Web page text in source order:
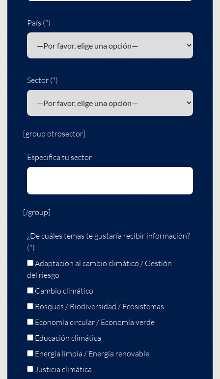
País (*)
Sector (*)
[group otrosector]
Especifica tu sector
[/group]
¿De cuáles temas te gustaría recibir información?
(*)
Adaptación al cambio climático / Gestión
del riesgo
Cambio climático
Bosques / Biodiversidad / Ecosistemas
Economía circular / Economía verde
Educación climática
Energía limpia / Energía renovable
Justicia climática